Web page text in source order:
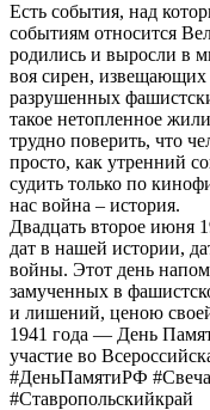
Есть события, над
событиям относится
родились и выросли в
воя сирен, извещающих
разрушенных
такое нетопленное
трудно поверить, что
просто, как утренний
судить только по
нас война – история.
Двадцать второе июня
дат в нашей истории,
войны. Этот день
замученных в
и лишений, ценою
1941 года — День
участие во
#ДеньПамятиРФ
#Ставропольскийкрай